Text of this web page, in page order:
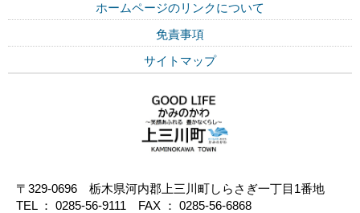
ホームページのリンクについて
免責事項
サイトマップ
〒329-0696 栃木県河内郡上三川町しらさぎ一丁目1番地
TEL ： 0285-56-9111 FAX ： 0285-56-6868